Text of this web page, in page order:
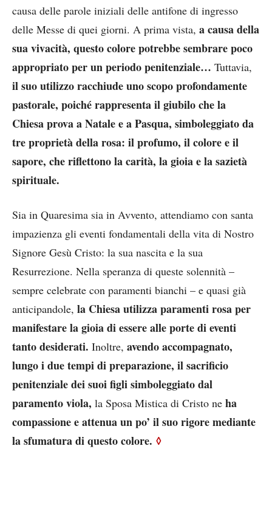
causa delle parole iniziali delle antifone di ingresso
delle Messe di quei giorni. A prima vista, a causa della
sua vivacità, questo colore potrebbe sembrare poco
appropriato per un periodo penitenziale… Tuttavia,
il suo utilizzo racchiude uno scopo profondamente
pastorale, poiché rappresenta il giubilo che la
Chiesa prova a Natale e a Pasqua, simboleggiato da
tre proprietà della rosa: il profumo, il colore e il
sapore, che riflettono la carità, la gioia e la sazietà
spirituale.
Sia in Quaresima sia in Avvento, attendiamo con santa
impazienza gli eventi fondamentali della vita di Nostro
Signore Gesù Cristo: la sua nascita e la sua
Resurrezione. Nella speranza di queste solennità –
sempre celebrate con paramenti bianchi – e quasi già
anticipandole, la Chiesa utilizza paramenti rosa per
manifestare la gioia di essere alle porte di eventi
tanto desiderati. Inoltre, avendo accompagnato,
lungo i due tempi di preparazione, il sacrificio
penitenziale dei suoi figli simboleggiato dal
paramento viola, la Sposa Mistica di Cristo ne ha
compassione e attenua un po’ il suo rigore mediante
la sfumatura di questo colore. ◊